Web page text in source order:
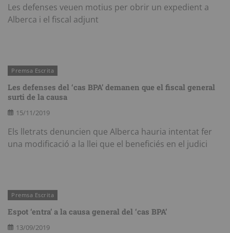
Les defenses veuen motius per obrir un expedient a
Alberca i el fiscal adjunt
Premsa Escrita
Les defenses del ‘cas BPA’ demanen que el fiscal general
surti de la causa
15/11/2019
Els lletrats denuncien que Alberca hauria intentat fer
una modificació a la llei que el beneficiés en el judici
Premsa Escrita
Espot ‘entra’ a la causa general del ‘cas BPA’
13/09/2019